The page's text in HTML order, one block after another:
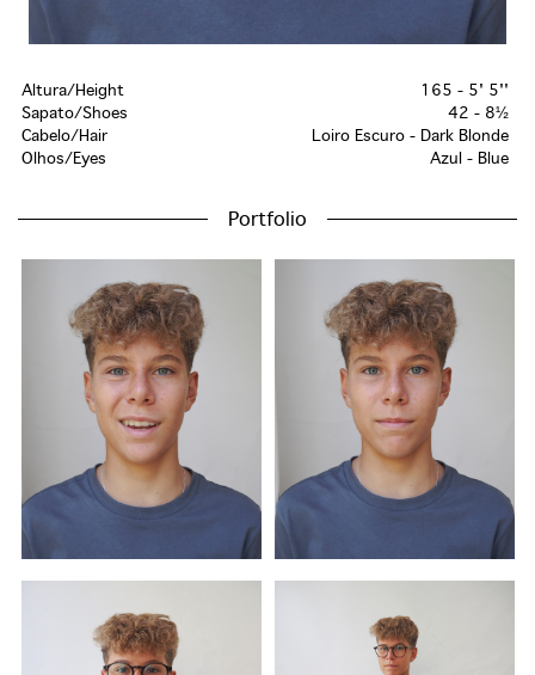
Altura/Height
165 - 5' 5''
Sapato/Shoes
42 - 8½
Cabelo/Hair
Loiro Escuro - Dark Blonde
Olhos/Eyes
Azul - Blue
Portfolio